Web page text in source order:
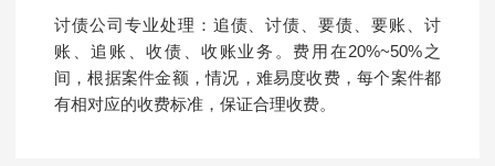
讨债公司专业处理：追债、讨债、要债、要账、讨
账、追账、收债、收账业务。费用在20%~50%之
间，根据案件金额，情况，难易度收费，每个案件都
有相对应的收费标准，保证合理收费。